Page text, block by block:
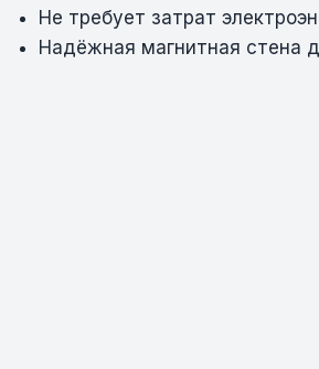
Не требует затрат
Надёжная магнитная стена